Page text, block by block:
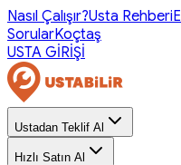
Nasıl Çalışır?Usta Rehberi
SorularKoçtaş
USTA GİRİŞİ
Ustadan Teklif Al
Hızlı Satın Al